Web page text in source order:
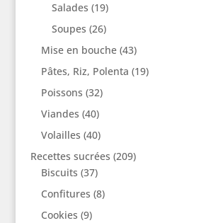
Salades (19)
Soupes (26)
Mise en bouche(43)
Pâtes, Riz, Polenta (19)
Poissons (32)
Viandes (40)
Volailles (40)
Recettes sucrées (209)
Biscuits (37)
Confitures (8)
Cookies (9)